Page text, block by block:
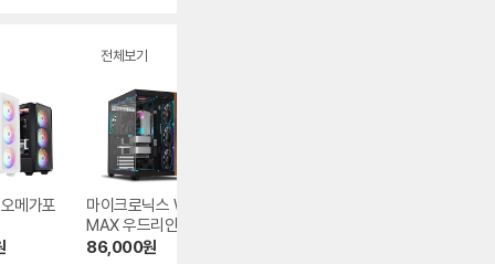
전체보기
메가포
마이크로닉스 WIZ
MAX 우드리안 MA
X
86,000원